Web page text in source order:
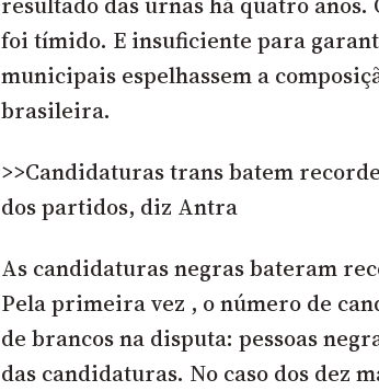
foi tímido. E insuficiente para
municipais espelhassem a
brasileira.
>>Candidaturas trans batem
dos partidos, diz Antra
As candidaturas negras bateram
Pela primeira vez , o número de
de brancos na disputa: pessoas
das candidaturas. No caso dos dez